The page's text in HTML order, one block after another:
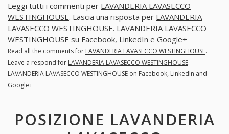
Leggi tutti i commenti per LAVANDERIA LAVASECCO
WESTINGHOUSE. Lascia una risposta per LAVANDERIA
LAVASECCO WESTINGHOUSE. LAVANDERIA LAVASECCO
WESTINGHOUSE su Facebook, LinkedIn e Google+
Read all the comments for LAVANDERIA LAVASECCO WESTINGHOUSE.
Leave a respond for LAVANDERIA LAVASECCO WESTINGHOUSE.
LAVANDERIA LAVASECCO WESTINGHOUSE on Facebook, LinkedIn and
Google+
POSIZIONE LAVANDERIA